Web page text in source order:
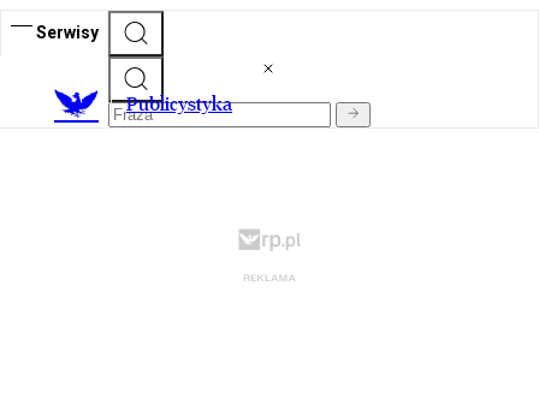
Serwisy
Publicystyka